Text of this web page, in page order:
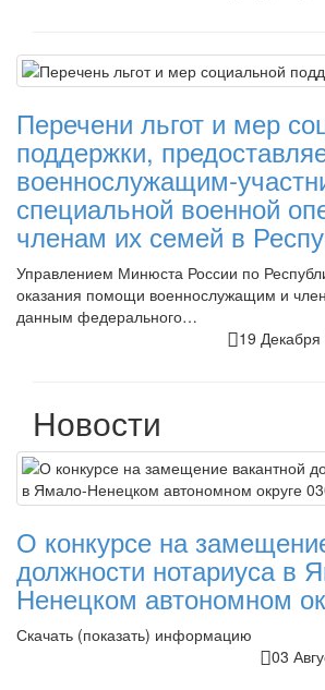
Перечени льгот и мер
поддержки,
военнослужащим-
специальной военной
членам их семей в
Управлением Минюста России по
оказания помощи военнослужащим и
данным федерального…
19
Новости
О конкурсе на
должности нотариуса в
Ненецком автономном
Скачать (показать) информацию
03